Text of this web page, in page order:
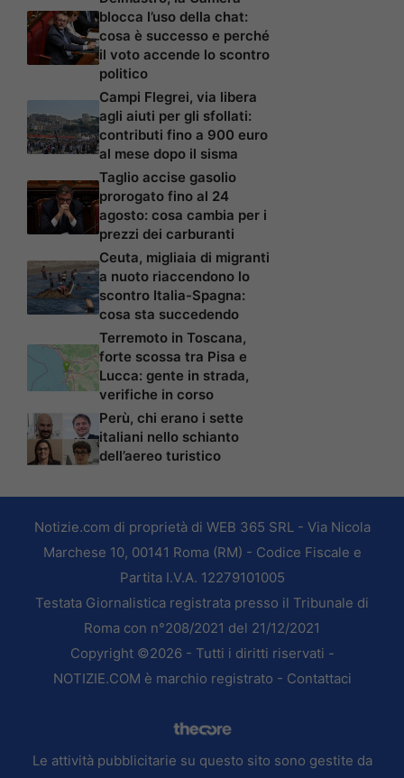
blocca l’uso della chat:
cosa è successo e perché
il voto accende lo scontro
politico
Campi Flegrei, via libera
agli aiuti per gli sfollati:
contributi fino a 900 euro
al mese dopo il sisma
Taglio accise gasolio
prorogato fino al 24
agosto: cosa cambia per i
prezzi dei carburanti
Ceuta, migliaia di migranti
a nuoto riaccendono lo
scontro Italia-Spagna:
cosa sta succedendo
Terremoto in Toscana,
forte scossa tra Pisa e
Lucca: gente in strada,
verifiche in corso
Perù, chi erano i sette
italiani nello schianto
dell’aereo turistico
Notizie.com di proprietà di WEB 365 SRL - Via Nicola
Marchese 10, 00141 Roma (RM) - Codice Fiscale e
Partita I.V.A. 12279101005
Testata Giornalistica registrata presso il Tribunale di
Roma con n°208/2021 del 21/12/2021
Copyright ©2026 - Tutti i diritti riservati -
NOTIZIE.COM è marchio registrato - Contattaci
Le attività pubblicitarie su questo sito sono gestite da